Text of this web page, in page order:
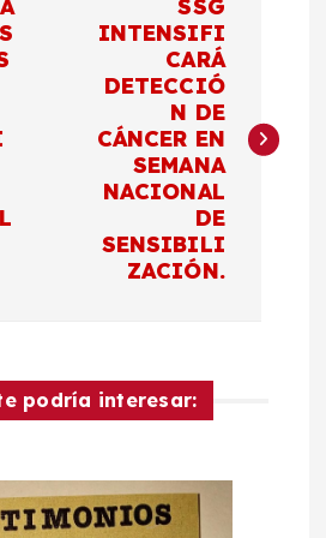
SSG
INTENSIFI
CARÁ
DETECCIÓ
N DE
CÁNCER EN
SEMANA
NACIONAL
DE
SENSIBILI
ZACIÓN.
podría interesar: